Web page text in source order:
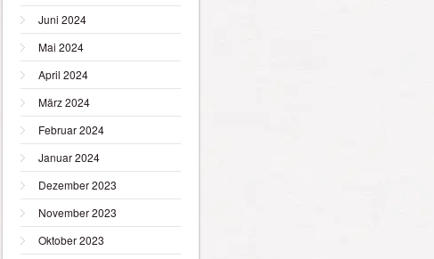
Juni 2024
Mai 2024
April 2024
März 2024
Februar 2024
Januar 2024
Dezember 2023
November 2023
Oktober 2023